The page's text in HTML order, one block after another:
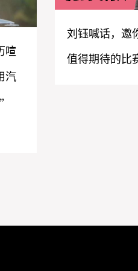
喧
汽
刘钰喊话，邀
值得期待的比